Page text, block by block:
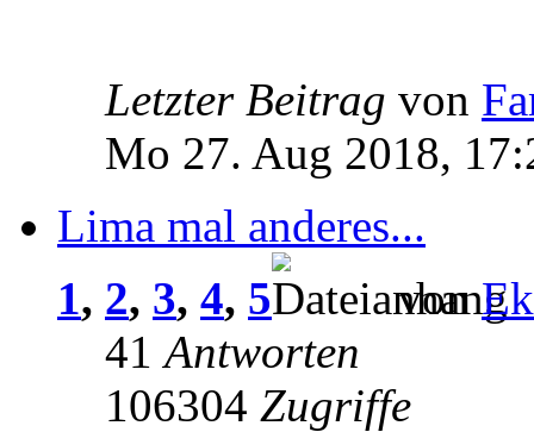
Letzter Beitrag von
Mo 27. Aug 2018,
Lima mal anderes...
1, 2, 3, 4, 5 von
41Antworten
106304 Zugriffe